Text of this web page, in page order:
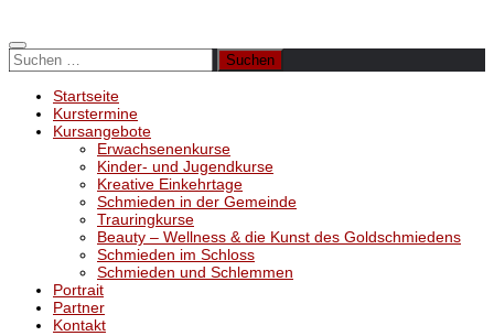
Suchen
nach:
Startseite
Kurstermine
Kursangebote
Erwachsenenkurse
Kinder- und Jugendkurse
Kreative Einkehrtage
Schmieden in der Gemeinde
Trauringkurse
Beauty – Wellness & die Kunst des Goldschmiedens
Schmieden im Schloss
Schmieden und Schlemmen
Portrait
Partner
Kontakt